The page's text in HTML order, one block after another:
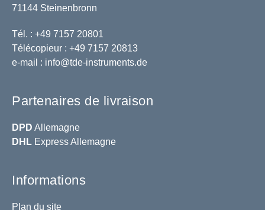
71144 Steinenbronn
Tél. : +49 7157 20801
Télécopieur : +49 7157 20813
e-mail : info@tde-instruments.de
Partenaires de livraison
DPD Allemagne
DHL Express Allemagne
Informations
Plan du site